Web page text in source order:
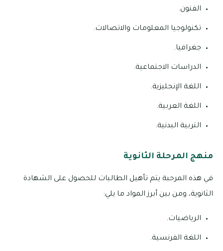
الفنون.
تكنولوجيا المعلومات والاتصالات.
جغرافيا.
الدراسات الاجتماعية.
اللغة الإنجليزية.
اللغة العربية.
التربية البدنية.
منهج المرحلة الثانوية
في هذه المرحبة يتم تأهيل الطالبات للحصول على الشهادة
الثانوية، ومن بين أبرز المواد ما يلي:
الرياضيات.
اللغة الفرنسية.